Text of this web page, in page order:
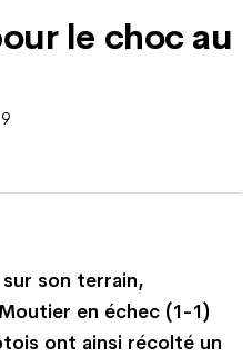
le choc au
son terrain,
en échec (1-1)
ont ainsi récolté un